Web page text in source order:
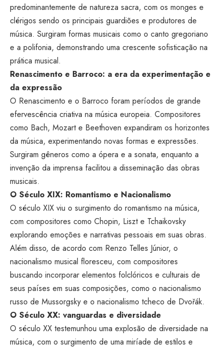
predominantemente de natureza sacra, com os monges e
clérigos sendo os principais guardiões e produtores de
música. Surgiram formas musicais como o canto gregoriano
e a polifonia, demonstrando uma crescente sofisticação na
prática musical.
Renascimento e Barroco: a era da experimentação e
da expressão
O Renascimento e o Barroco foram períodos de grande
efervescência criativa na música europeia. Compositores
como Bach, Mozart e Beethoven expandiram os horizontes
da música, experimentando novas formas e expressões.
Surgiram gêneros como a ópera e a sonata, enquanto a
invenção da imprensa facilitou a disseminação das obras
musicais.
O Século XIX: Romantismo e Nacionalismo
O século XIX viu o surgimento do romantismo na música,
com compositores como Chopin, Liszt e Tchaikovsky
explorando emoções e narrativas pessoais em suas obras.
Além disso, de acordo com Renzo Telles Júnior, o
nacionalismo musical floresceu, com compositores
buscando incorporar elementos folclóricos e culturais de
seus países em suas composições, como o nacionalismo
russo de Mussorgsky e o nacionalismo tcheco de Dvořák.
O Século XX: vanguardas e diversidade
O século XX testemunhou uma explosão de diversidade na
música, com o surgimento de uma miríade de estilos e